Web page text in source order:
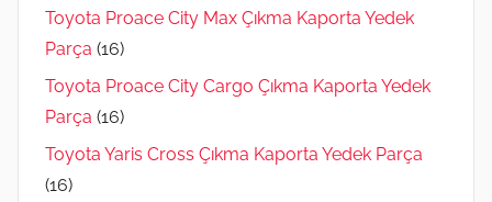
Toyota Proace City Max Çıkma Kaporta Yedek
Parça (16)
Toyota Proace City Cargo Çıkma Kaporta Yedek
Parça (16)
Toyota Yaris Cross Çıkma Kaporta Yedek Parça
(16)